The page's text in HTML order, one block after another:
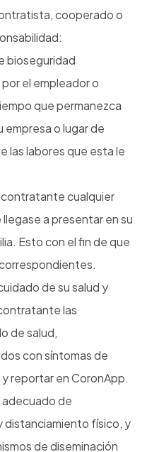
cooperado o
bioseguridad
el empleador o
que permanezca
empresa o lugar de
las labores que esta le
cualquier
a presentar en su
Esto con el fin de que
de su salud y
las
de salud,
con síntomas de
reportar en CoronApp.
adecuado de
distanciamiento físico, y
de diseminación